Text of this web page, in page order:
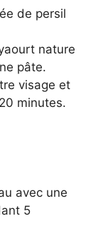
de persil
nature
pâte.
visage et
minutes.
avec une
5